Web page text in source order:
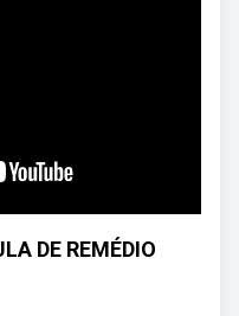
DE REMÉDIO